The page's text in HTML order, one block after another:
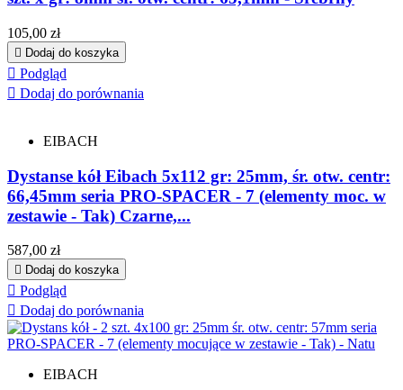
Cena
105,00 zł
 Dodaj do koszyka
 Podgląd
 Dodaj do porównania
EIBACH
Dystanse kół Eibach 5x112 gr: 25mm, śr. otw. centr:
66,45mm seria PRO-SPACER - 7 (elementy moc. w
zestawie - Tak) Czarne,...
Cena
587,00 zł
 Dodaj do koszyka
 Podgląd
 Dodaj do porównania
EIBACH